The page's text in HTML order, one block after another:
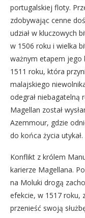
portugalskiej floty.
zdobywając cenne
udział w kluczowych
w 1506 roku i wielka
ważnym etapem jego
1511 roku, która
malajskiego
odegrał niebagatelną
Magellan został
Azemmour, gdzie
do końca życia utykał.
Konflikt z królem
karierze Magellana.
na Moluki drogą
efekcie, w 1517 roku,
przenieść swoją